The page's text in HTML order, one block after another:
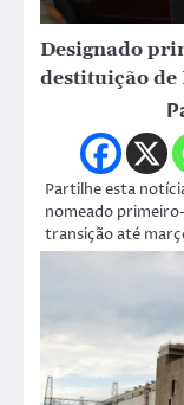
Designado
destituição de
Partilhe esta
nomeado
transição até